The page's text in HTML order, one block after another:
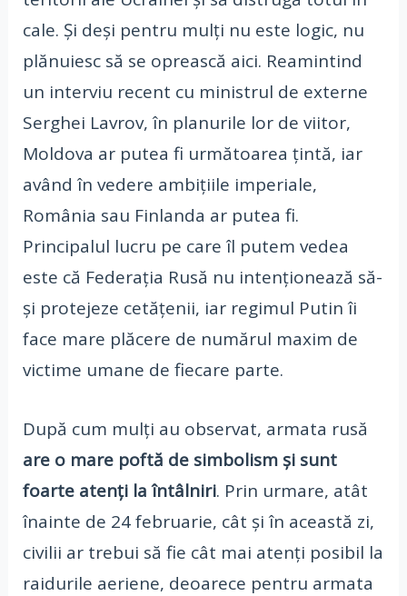
cale. Și deși pentru mulți nu este logic, nu
plănuiesc să se oprească aici. Reamintind
un interviu recent cu ministrul de externe
Serghei Lavrov, în planurile lor de viitor,
Moldova ar putea fi următoarea țintă, iar
având în vedere ambițiile imperiale,
România sau Finlanda ar putea fi.
Principalul lucru pe care îl putem vedea
este că Federația Rusă nu intenționează să-
și protejeze cetățenii, iar regimul Putin îi
face mare plăcere de numărul maxim de
victime umane de fiecare parte.
După cum mulți au observat, armata rusă
are o mare poftă de simbolism și sunt
foarte atenți la întâlniri. Prin urmare, atât
înainte de 24 februarie, cât și în această zi,
civilii ar trebui să fie cât mai atenți posibil la
raidurile aeriene, deoarece pentru armata